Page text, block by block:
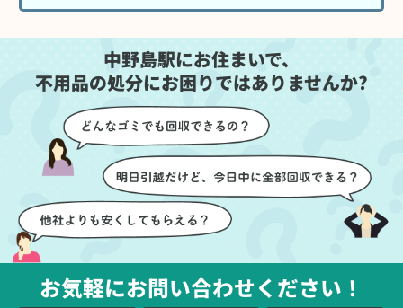
中野島駅にお住まいで、
不用品の処分にお困りではありませんか?
お気軽にお問い合わせください！